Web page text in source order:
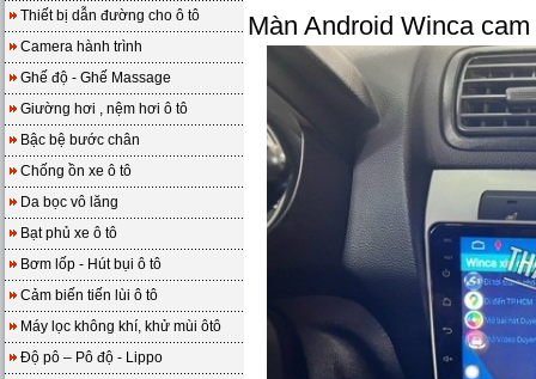
Thiết bị dẫn đường cho ô tô
Camera hành trình
Ghế độ - Ghế Massage
Giường hơi , nệm hơi ô tô
Bậc bệ bước chân
Chống ồn xe ô tô
Da bọc vô lăng
Bạt phủ xe ô tô
Bơm lốp - Hút bụi ô tô
Cảm biến tiến lùi ô tô
Máy lọc không khí, khử mùi ôtô
Độ pô – Pô độ - Lippo
Màn Android Winca